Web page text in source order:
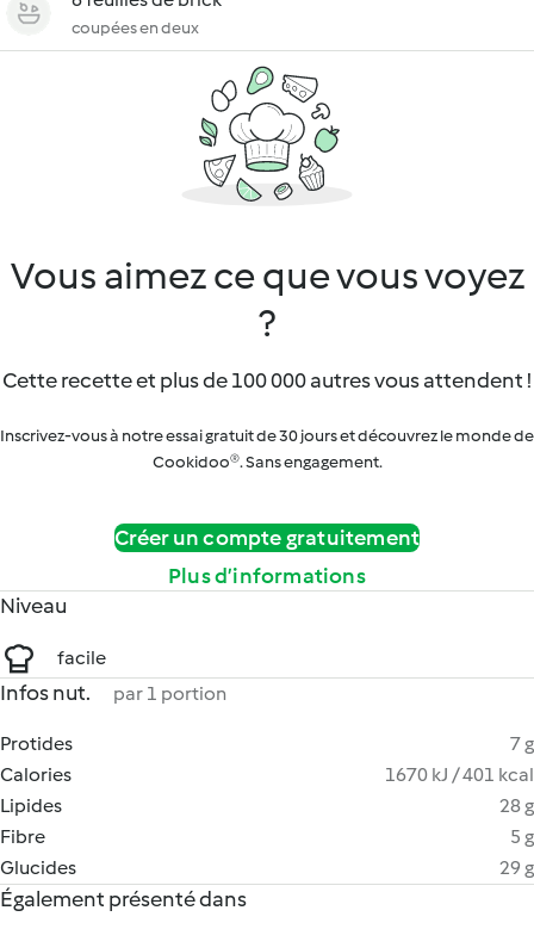
coupées en deux
Vous aimez ce que vous voyez
?
Cette recette et plus de 100 000 autres vous attendent !
Inscrivez-vous à notre essai gratuit de 30 jours et découvrez le monde de
Cookidoo®. Sans engagement.
Créer un compte gratuitement
Plus d’informations
Niveau
facile
Infos nut. par 1 portion
Protides
7 g
Calories
1670 kJ / 401 kcal
Lipides
28 g
Fibre
5 g
Glucides
29 g
Également présenté dans